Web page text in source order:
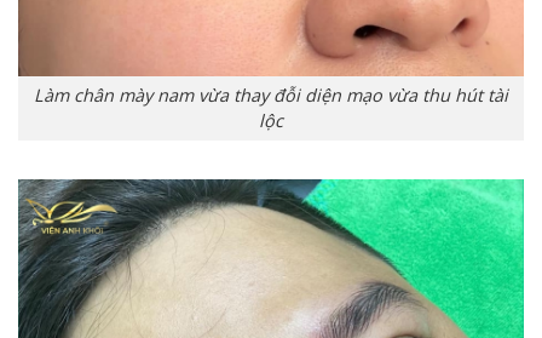
Làm chân mày nam vừa thay đỗi diện mạo vừa thu hút tài
lộc